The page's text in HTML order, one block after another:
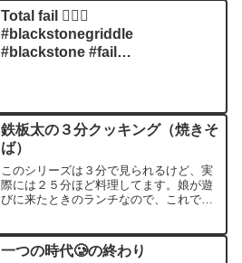
Total fail 🤦🏻‍♀️
#blackstonegriddle
#blackstone #fail
鉄板太の３分クッキング（焼きそ
ば）
このシリーズは３分で見られるけど、実
際には２５分ほど料理してます。娘が遊
びに来たときのランチなので、これで３
ての焼きそばです。Blackstoneグリドル
が届いてシーズ...
一つの時代🥲の終わり